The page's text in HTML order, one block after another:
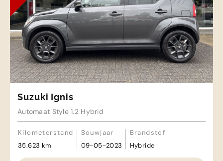
Suzuki Ignis
Automaat Style 1.2 Hybrid
Kilometerstand
35.623 km
Bouwjaar
09-05-2023
Brandstof
Hybride